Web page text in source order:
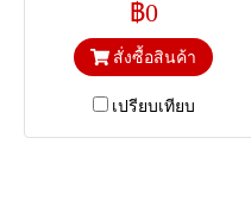
Range 0-15mm. & Depth 46
mm. Ball Ø 1.5
฿0
สั่งซื้อสินค้า
เปรียบเทียบ